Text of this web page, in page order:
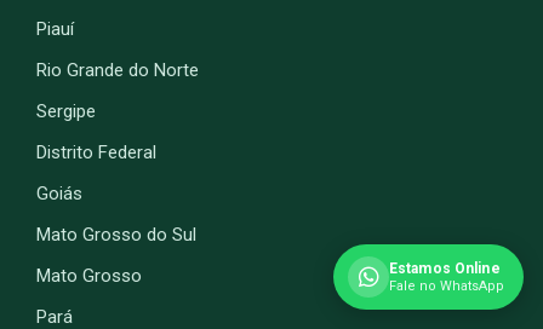
Piauí
Rio Grande do Norte
Sergipe
Distrito Federal
Goiás
Mato Grosso do Sul
Mato Grosso
Pará
Estamos Online
Fale no WhatsApp